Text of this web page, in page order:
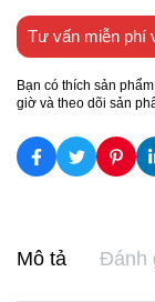
Tư vấn miễn phí
Bạn có thích sản
giờ và theo dõi sản
Mô tả Đánh